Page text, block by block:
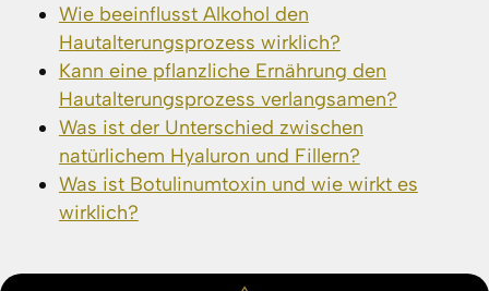
Wie beeinflusst Alkohol den
Hautalterungsprozess wirklich?
Kann eine pflanzliche Ernährung den
Hautalterungsprozess verlangsamen?
Was ist der Unterschied zwischen
natürlichem Hyaluron und Fillern?
Was ist Botulinumtoxin und wie wirkt es
wirklich?